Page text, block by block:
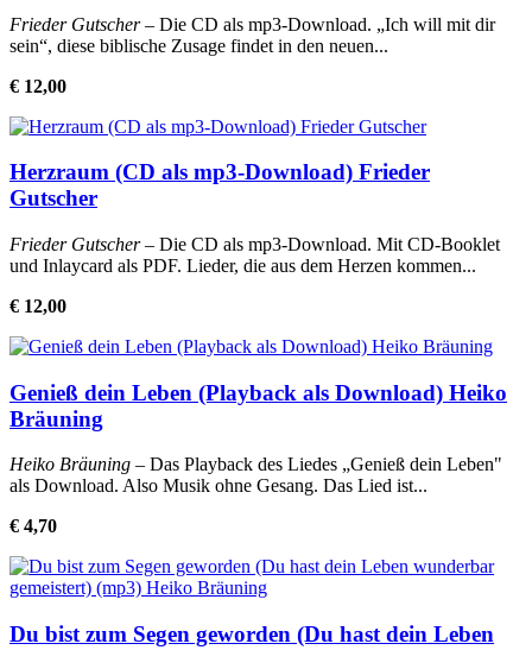
Frieder Gutscher– Die CD als mp3-Download. „Ich will mit dir
sein“, diese biblische Zusage findet in den neuen...
€ 12,00
Herzraum (CD als mp3-Download) Frieder
Gutscher
Frieder Gutscher– Die CD als mp3-Download. Mit CD-Booklet
und Inlaycard als PDF. Lieder, die aus dem Herzen kommen...
€ 12,00
Genieß dein Leben (Playback als Download) Heiko
Bräuning
Heiko Bräuning – Das Playback des Liedes „Genieß dein Leben"
als Download. Also Musik ohne Gesang. Das Lied ist...
€ 4,70
Du bist zum Segen geworden (Du hast dein Leben